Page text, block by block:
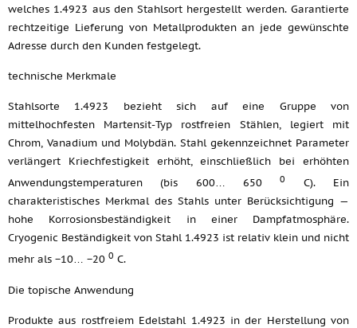
welches 1.4923 aus den Stahlsort hergestellt werden. Garantierte
rechtzeitige Lieferung von Metallprodukten an jede gewünschte
Adresse durch den Kunden festgelegt.
technische Merkmale
Stahlsorte 1.4923 bezieht sich auf eine Gruppe von
mittelhochfesten Martensit-Typ rostfreien Stählen, legiert mit
Chrom, Vanadium und Molybdän. Stahl gekennzeichnet Parameter
verlängert Kriechfestigkeit erhöht, einschließlich bei erhöhten
Anwendungstemperaturen (bis 600… 6500
C). Ein
charakteristisches Merkmal des Stahls unter Berücksichtigung —
hohe Korrosionsbeständigkeit in einer Dampfatmosphäre.
Cryogenic Beständigkeit von Stahl 1.4923 ist relativ klein und nicht
mehr als −10… −20 0 C.
Die topische Anwendung
Produkte aus rostfreiem Edelstahl 1.4923 in der Herstellung von